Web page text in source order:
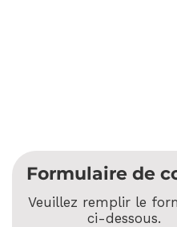
Formulaire de
Veuillez remplir le
ci-dessous.